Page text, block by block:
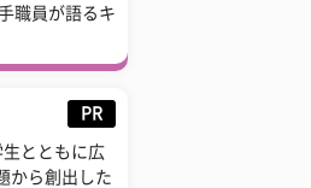
職員が語るキ
PR
とともに広
から創出した